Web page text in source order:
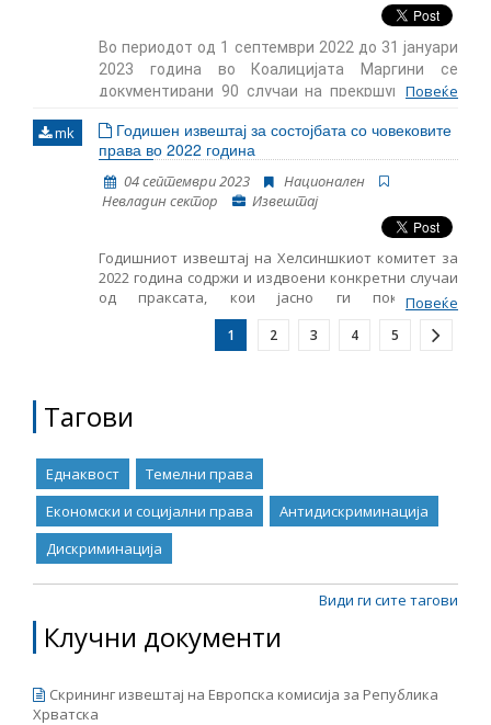
Во периодот од 1 септември 2022 до 31 јануари
2023 година во Коалицијата Маргини се
документирани 90 случаи на прекршување на
различни заедници. Документирани се два
случаи каде има неопределен број жртви. Во
едниот случај се работи за говор на омраза од
страна на медиум, а во другиот за повреда на
работнички права на поголем број текстилни
Повеќе
mk
Годишен извештај за состојбата со човековите
права во 2022 година
04 септември 2023
Национален
Невладин сектор
Извештај
Годишниот извештај на Хелсиншкиот комитет за
2022 година содржи и издвоени конкретни случаи
од праксата, кои јасно ги покажуваат
вкоренетите системски проблеми и нивното
влијание врз правата на граѓаните во нашата
Повеќе
1 2 3 4 5
Тагови
Еднаквост
Темелни права
Економски и социјални права
Антидискриминација
Дискриминација
Види ги сите тагови
Клучни документи
Скрининг извештај на Европска комисија за Република
Хрватска